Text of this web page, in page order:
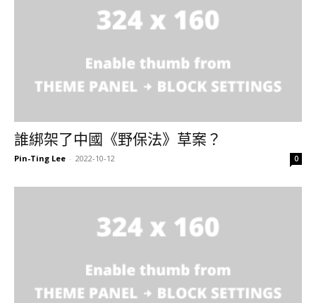
誰綁架了中國《野保法》草案？
Pin-Ting Lee - 2022-10-12 0